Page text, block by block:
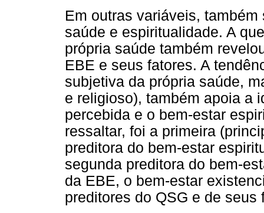
Em outras variáveis,
saúde e espiritualidade. A
própria saúde também
EBE e seus fatores. A
subjetiva da própria saúde,
e religioso), também apoia a
percebida e o bem-estar
ressaltar, foi a primeira
preditora do bem-estar
segunda preditora do bem-
da EBE, o bem-estar
preditores do QSG e de seus